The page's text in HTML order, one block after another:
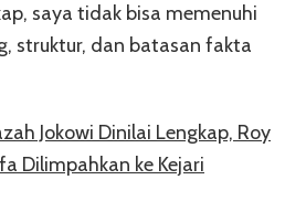
saya tidak bisa memenuhi
struktur, dan batasan fakta
Jokowi Dinilai Lengkap, Roy
Dilimpahkan ke Kejari